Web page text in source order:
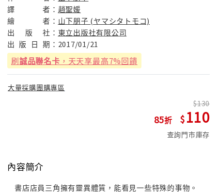
譯
者： 趙聖媛
繪
者： 山下朋子 (ヤマシタトモコ)
出
版 社： 東立出版社有限公司
出 版 日 期： 2017/01/21
刷誠品聯名卡 ，天天享最高7%回饋
大量採購團購專區
85
130
110
查詢門市庫存
內容簡介
書店店員三角擁有靈異體質，能看見一些特殊的事物。